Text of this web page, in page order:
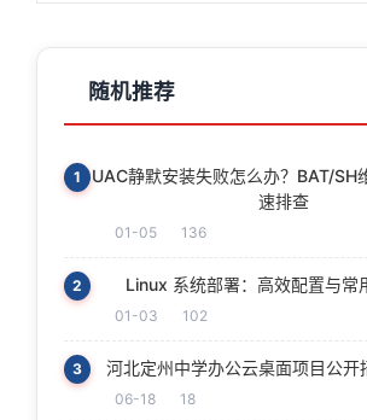
随机推荐
1
UAC静默安装失败怎么办？BAT/SH
速排查
01-05 136
2 Linux 系统部署：高效配置与常
01-03 102
3 河北定州中学办公云桌面项目公开
06-18 18